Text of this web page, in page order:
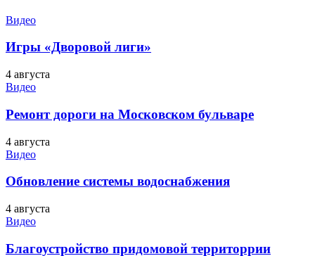
Видео
Игры «Дворовой лиги»
4 августа
Видео
Ремонт дороги на Московском бульваре
4 августа
Видео
Обновление системы водоснабжения
4 августа
Видео
Благоустройство придомовой территоррии